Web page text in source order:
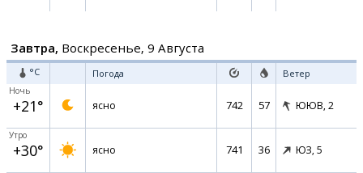
Завтра, Воскресенье, 9 Августа
°C Погода Ветер
Ночь
+21° ясно 742 57 ЮЮВ, 2
Утро
+30° ясно 741 36 ЮЗ, 5